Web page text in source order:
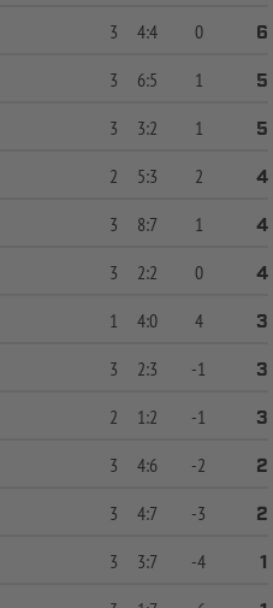
3 4:4 0
6
3 6:5 1
5
3 3:2 1
5
2 5:3 2
4
3 8:7 1
4
3 2:2 0
4
1 4:0 4
3
3 2:3 -1
3
2 1:2 -1
3
3 4:6 -2
2
3 4:7 -3
2
3 3:7 -4
1